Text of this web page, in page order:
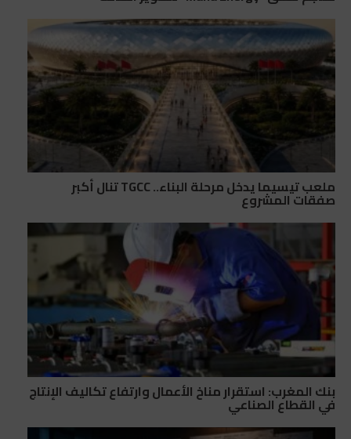
ملعب تيسيما يدخل مرحلة البناء.. TGCC تنال أكبر
صفقات المشروع
بنك المغرب: استقرار مناخ الأعمال وارتفاع تكاليف الإنتاج
في القطاع الصناعي